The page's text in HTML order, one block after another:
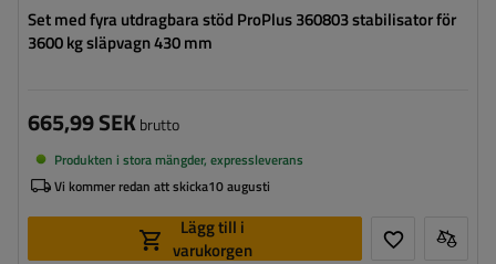
Set med fyra utdragbara stöd ProPlus 360803 stabilisator för
3600 kg släpvagn 430 mm
665,99 SEKbrutto
Produkten i stora mängder, expressleverans
Vi kommer redan att skicka10 augusti
Lägg till i
varukorgen